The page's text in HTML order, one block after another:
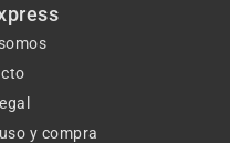
y compra